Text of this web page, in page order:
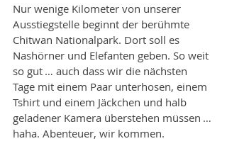
Nur wenige Kilometer von unserer
Ausstiegstelle beginnt der berühmte
Chitwan Nationalpark. Dort soll es
Nashörner und Elefanten geben. So weit
so gut … auch dass wir die nächsten
Tage mit einem Paar unterhosen, einem
Tshirt und einem Jäckchen und halb
geladener Kamera überstehen müssen …
haha. Abenteuer, wir kommen.